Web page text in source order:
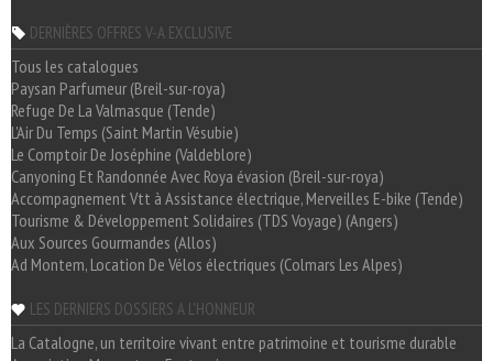
DERNIÈRES OFFRES V-A EXCLUSIVE
Tous les catalogues
Paysan Parfumeur (Breil-sur-roya)
Refuge De La Valmasque (Tende)
L'Air Du Temps (Saint Martin Vésubie)
Le Comptoir De Joséphine (Valdeblore)
Canyoning Et Randonnée Avec Roya évasion (Breil-sur-roya)
Accompagnement Vtt à Assistance électrique, Merveilles E-bike (Tende)
Tourisme & Développement Solidaires (TDS Voyage) (Angers)
Aux Sources Gourmandes (Allos)
Ad Montem, Location De Vélos électriques (Colmars Les Alpes)
LES DERNIERS DOSSIERS A L'HONNEUR
La Catalogne, un territoire vivant entre patrimoine et tourisme durable